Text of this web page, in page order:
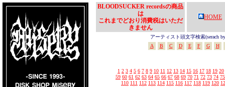
BLOODSUCKER recordsの商品
は
これまでどおり消費税はいただ
きません
HOME
アーティスト頭文字検索(serach
A
B C D E F G H
1 2 3 4 5 6 7 8 9 10 11 12 13 14 15 16 17 18 19 20
59 60 61 62 63 64 65 66 67 68 69 70 71 72 73 74 75
110 111 112 113 114 115 116 117 118 119 120